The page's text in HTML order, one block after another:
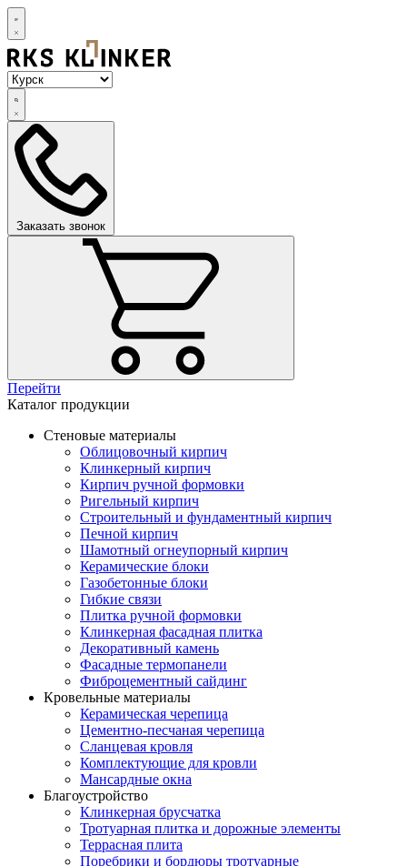
Заказать звонок
Перейти
Каталог продукции
Стеновые материалы
Облицовочный кирпич
Клинкерный кирпич
Кирпич ручной формовки
Ригельный кирпич
Строительный и фундаментный кирпич
Печной кирпич
Шамотный огнеупорный кирпич
Керамические блоки
Газобетонные блоки
Гибкие связи
Плитка ручной формовки
Клинкерная фасадная плитка
Декоративный камень
Фасадные термопанели
Фиброцементный сайдинг
Кровельные материалы
Керамическая черепица
Цементно-песчаная черепица
Сланцевая кровля
Комплектующие для кровли
Мансардные окна
Благоустройство
Клинкерная брусчатка
Тротуарная плитка и дорожные элементы
Террасная плита
Поребрики и бордюры тротуарные